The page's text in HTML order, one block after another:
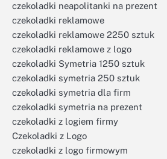
czekoladki neapolitanki na prezent
czekoladki reklamowe
czekoladki reklamowe 2250 sztuk
czekoladki reklamowe z logo
czekoladki Symetria 1250 sztuk
czekoladki symetria 250 sztuk
czekoladki symetria dla firm
czekoladki symetria na prezent
czekoladki z logiem firmy
Czekoladki z Logo
czekoladki z logo firmowym